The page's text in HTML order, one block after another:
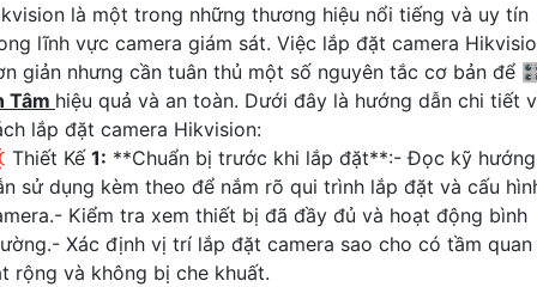
là một trong những thương hiệu nổi tiếng và uy tín
lĩnh vực camera giám sát. Việc lắp đặt camera
giản nhưng cần tuân thủ một số nguyên tắc cơ bản để
Tâm hiệu quả và an toàn. Dưới đây là hướng dẫn chi tiết
lắp đặt camera Hikvision:
Thiết Kế 1: **Chuẩn bị trước khi lắp đặt**:- Đọc kỹ hướng
sử dụng kèm theo để nắm rõ qui trình lắp đặt và cấu
Kiểm tra xem thiết bị đã đầy đủ và hoạt động bình
Xác định vị trí lắp đặt camera sao cho có tầm quan
rộng và không bị che khuất.